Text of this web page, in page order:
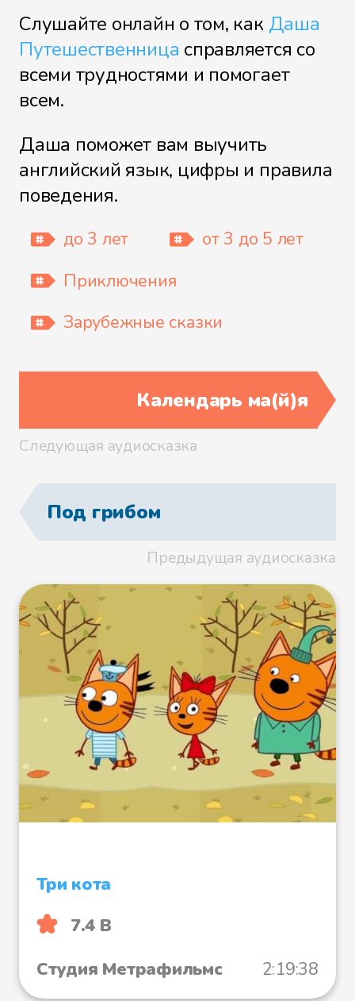
Спасти принца
Шоколадное дерево
Слушайте онлайн о том, как Даша
Путешественница справляется со
всеми трудностями и помогает
всем.
Даша поможет вам выучить
английский язык, цифры и правила
поведения.
до 3 лет
от 3 до 5 лет
Приключения
Зарубежные сказки
Календарь ма(й)я
Следующая аудиосказка
Под грибом
Предыдущая аудиосказка
Три кота
7.4 B
Студия Метрафильмс
2:19:38